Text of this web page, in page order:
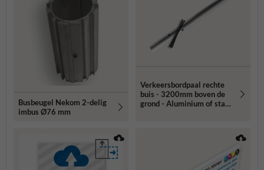
Busbeugel Nekom 2-delig
imbus Ø76 mm
Verkeersbordpaal rechte
buis - 3200mm boven de
grond - Aluminium of staal